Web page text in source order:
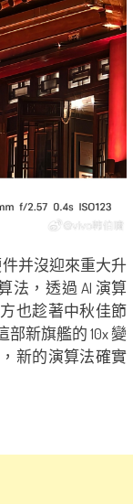
并沒迎來重大升
法，透過 AI 演算
也趁著中秋佳節
新旗艦的 10x 變
新的演算法確實